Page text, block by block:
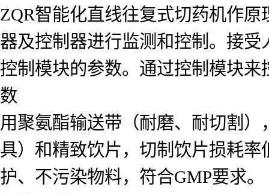
ZQR智能化直线往复式切药机作
器及控制器进行监测和控制。接
控制模块的参数。通过控制模块
数
用聚氨酯输送带（耐磨、耐切割
具）和精致饮片，切制饮片损耗
护、不污染物料，符合GMP要求。